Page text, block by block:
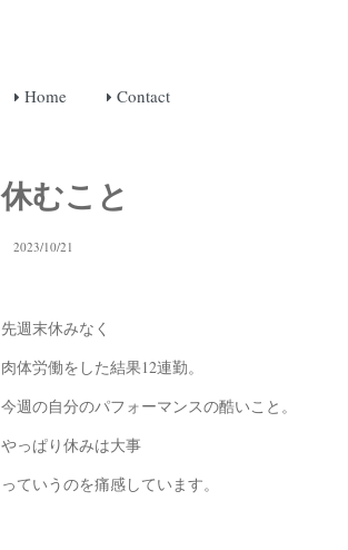
Home Contact
休むこと
2023/10/21
先週末休みなく
肉体労働をした結果12連勤。
今週の自分のパフォーマンスの酷いこと。
やっぱり休みは大事
っていうのを痛感しています。